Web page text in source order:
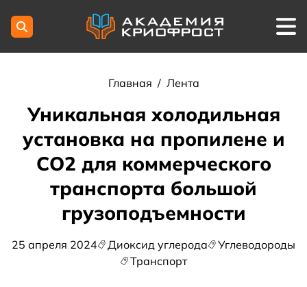
Главная / Лента
Уникальная холодильная
установка на пропилене и
СО2 для коммерческого
транспорта большой
грузоподъемности
25 апреля 2024 Диоксид углерода
Углеводороды
Транспорт